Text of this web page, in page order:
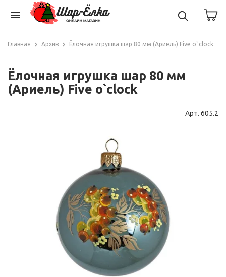
menu
Главная Архив Ёлочная игрушка шар 80 мм (Ариель) Five o`clock
Ёлочная игрушка шар 80 мм
(Ариель) Five o`clock
Арт. 605.2